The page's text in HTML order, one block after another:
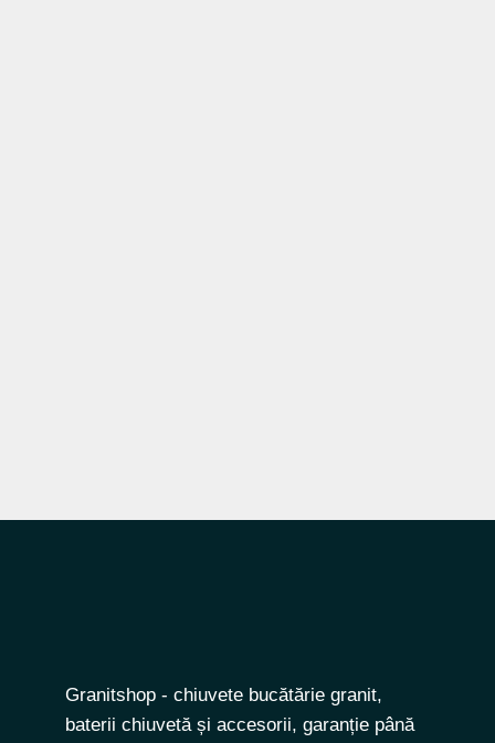
Granitshop - chiuvete bucătărie granit,
baterii chiuvetă și accesorii, garanție până